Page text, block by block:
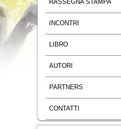
RASSEGNA STAMPA
INCONTRI
LIBRO
AUTORI
PARTNERS
CONTATTI